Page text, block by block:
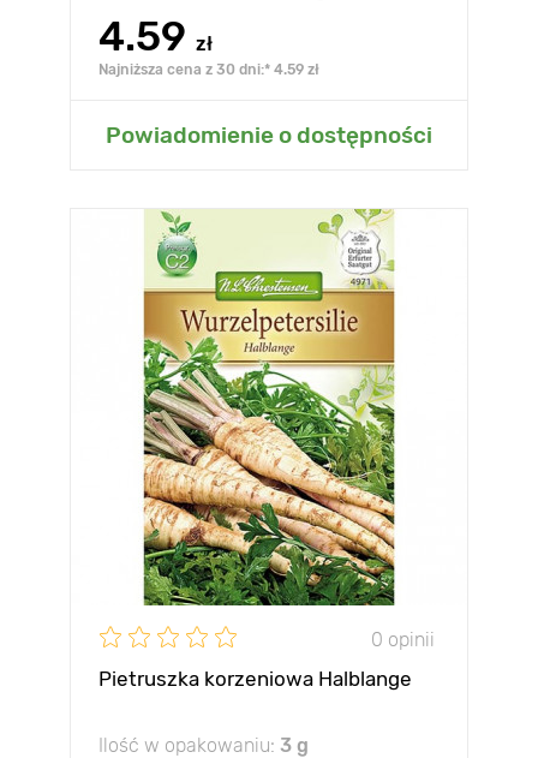
4.59 zł
Najniższa cena z 30 dni:* 4.59 zł
Powiadomienie o dostępności
0 opinii
Pietruszka korzeniowa Halblange
Ilość w opakowaniu: 3 g